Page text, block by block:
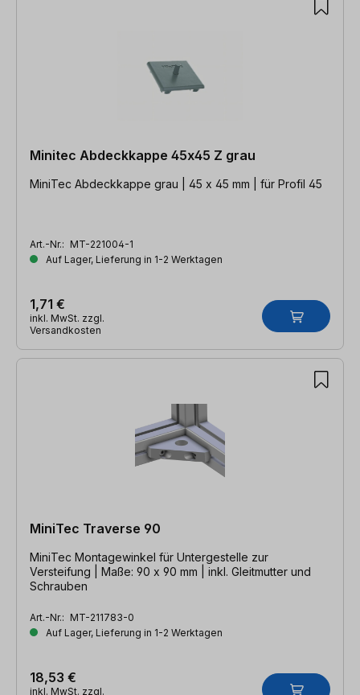
Minitec Abdeckkappe 45x45 Z grau
MiniTec Abdeckkappe grau | 45 x 45 mm | für Profil 45
Art.-Nr.: MT-221004-1
Auf Lager, Lieferung in 1-2 Werktagen
1,71 €
inkl. MwSt. zzgl.
Versandkosten
MiniTec Traverse 90
MiniTec Montagewinkel für Untergestelle zur
Versteifung | Maße: 90 x 90 mm | inkl. Gleitmutter und
Schrauben
Art.-Nr.: MT-211783-0
Auf Lager, Lieferung in 1-2 Werktagen
18,53 €
inkl. MwSt. zzgl.